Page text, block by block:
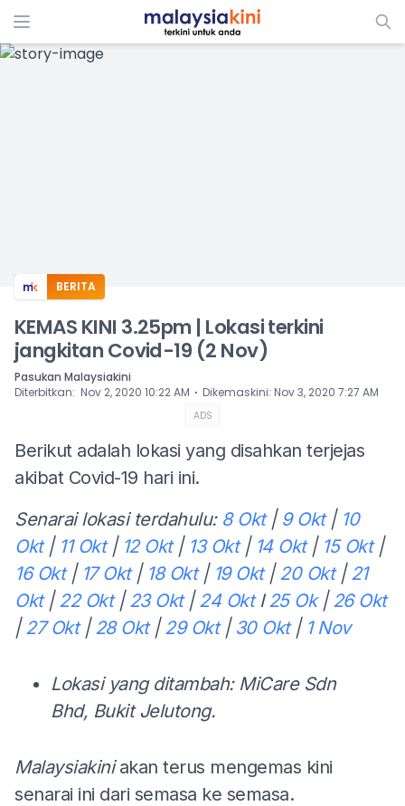
ADS
BERITA
KEMAS KINI 3.25pm | Lokasi terkini
jangkitan Covid-19 (2 Nov)
Pasukan Malaysiakini
Diterbitkan: Nov 2, 2020 10:22 AM ⋅ Dikemaskini: Nov 3, 2020 7:27 AM
ADS
Berikut adalah lokasi yang disahkan terjejas
akibat Covid-19 hari ini.
Senarai lokasi terdahulu: 8 Okt| 9 Okt| 10
Okt| 11 Okt| 12 Okt| 13 Okt| 14 Okt| 15 Okt|
16 Okt| 17 Okt| 18 Okt| 19 Okt| 20 Okt| 21
Okt| 22 Okt| 23 Okt| 24 OktI 25 Ok| 26 Okt
| 27 Okt| 28 Okt|29 Okt| 30 Okt | 1 Nov
Lokasi yang ditambah: MiCare Sdn
Bhd, Bukit Jelutong.
Malaysiakiniakan terus mengemas kini
senarai ini dari semasa ke semasa.